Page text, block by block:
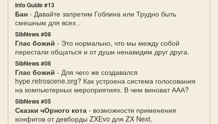
Info Guide #13
Бан - Давайте запретим Гоблина или Трудно быть
смешным для всех .
SibNews #08
Глас божий - Это нормально, что мы между собой
перестали общаться и от души ненавидим друг друга.
SibNews #06
Глас божий - Для чего же создавался
hype.retroscene.org? Как устроена система голосования
на компьютерных мероприятиях. В чем виноват ААА?
SibNews #05
Сказки чОрного кота - возможности применения
конфигов от девборды ZXEvo для ZX Next.